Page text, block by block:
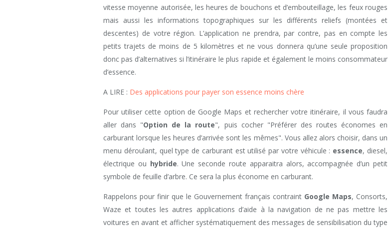
vitesse moyenne autorisée, les heures de bouchons et d’embouteillage, les feux rouges
mais aussi les informations topographiques sur les différents reliefs (montées et
descentes) de votre région. L’application ne prendra, par contre, pas en compte les
petits trajets de moins de 5 kilomètres et ne vous donnera qu’une seule proposition
donc pas d’alternatives si l’itinéraire le plus rapide et également le moins consommateur
d’essence.
A LIRE : Des applications pour payer son essence moins chère
Pour utiliser cette option de Google Maps et rechercher votre itinéraire, il vous faudra
aller dans "Option de la route", puis cocher "Préférer des routes économes en
carburant lorsque les heures d’arrivée sont les mêmes". Vous allez alors choisir, dans un
menu déroulant, quel type de carburant est utilisé par votre véhicule : essence, diesel,
électrique ou hybride. Une seconde route apparaitra alors, accompagnée d’un petit
symbole de feuille d’arbre. Ce sera la plus économe en carburant.
Rappelons pour finir que le Gouvernement français contraint Google Maps, Consorts,
Waze et toutes les autres applications d’aide à la navigation de ne pas mettre les
voitures en avant et afficher systématiquement des messages de sensibilisation du type